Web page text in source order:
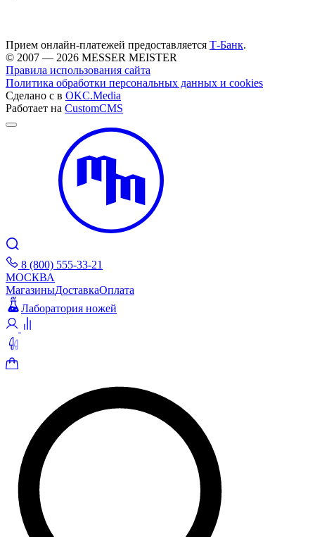
Прием онлайн-платежей предоставляется Т-Банк.
© 2007 — 2026 MESSER MEISTER
Правила использования сайта
Политика обработки персональных данных и cookies
Сделано с в OKC.Media
Работает на CustomCMS
8 (800) 555-33-21
МОСКВА
МагазиныДоставкаОплата
Лаборатория ножей